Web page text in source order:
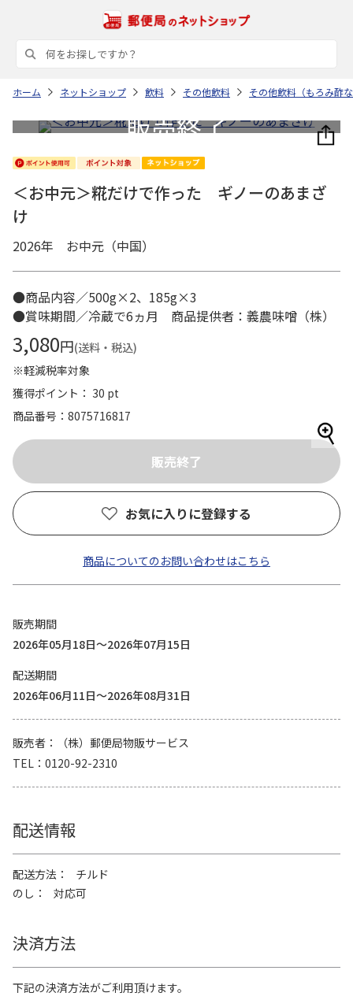
ホーム ネットショップ 飲料 その他飲料 その他飲料（もろみ酢
＜お中元＞糀だけで作った ギノーのあまざ
け
2026年 お中元（中国）
●商品内容／500g×2、185g×3
●賞味期間／冷蔵で6ヵ月 商品提供者：義農味噌（株）
3,080円(送料・税込)
※軽減税率対象
獲得ポイント： 30 pt
商品番号
8075716817
お気に入りに登録する
商品についてのお問い合わせはこちら
販売期間
2026年05月18日～2026年07月15日
配送期間
2026年06月11日～2026年08月31日
販売者
（株）郵便局物販サービス
TEL
0120-92-2310
配送情報
配送方法
チルド
のし
対応可
決済方法
下記の決済方法がご利用頂けます。